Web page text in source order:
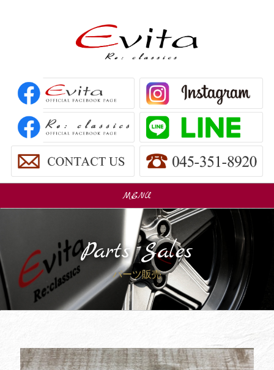
MENU
Parts Sales
パーツ販売
Trade In
買取査定
ブログ
Parts Sales
パーツ販売